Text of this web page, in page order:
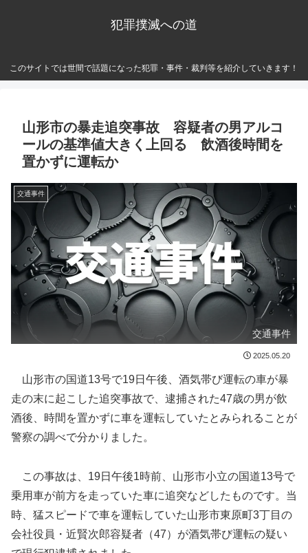
犯罪撲滅への道
このサイトでは世間で話題になった犯罪・事件・裁判等を紹介していきます！
山形市の暴走追突事故 容疑者の男アルコ
ールの基準値大きく上回る 飲酒後時間を
置かずに運転か
交通事件
交通事件
2025.05.20
山形市の国道13号で19日午後、酒気帯び運転の車が暴
走の末に起こした追突事故で、逮捕された47歳の男が飲
酒後、時間を置かずに車を運転していたとみられることが
警察の調べで分かりました。
この事故は、19日午後1時前、山形市小立の国道13号で
乗用車が前方を走っていた車に追突などしたものです。当
時、猛スピードで車を運転していた山形市東原町3丁目の
会社役員・近賢次郎容疑者（47）が酒気帯び運転の疑い